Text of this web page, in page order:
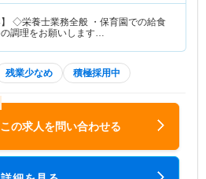
】 ◇栄養士業務全般 ・保育園での給食
調理をお願いします…
残業少なめ 積極採用中
この求人を問い合わせる